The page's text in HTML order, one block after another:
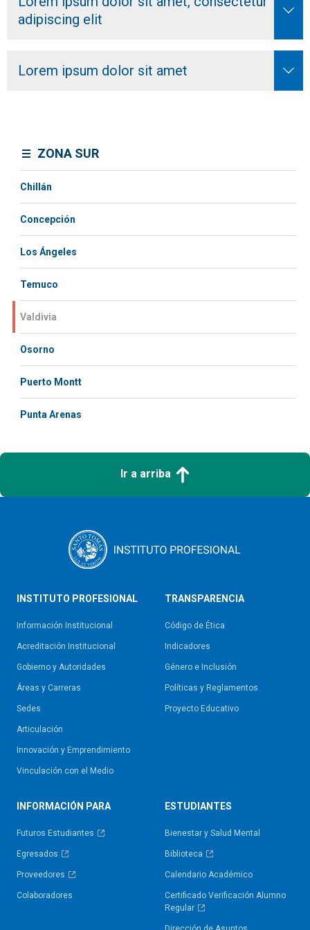
adipiscing elit
Lorem ipsum dolor sit amet
ZONA SUR
Chillán
Concepción
Los Ángeles
Temuco
Valdivia
Osorno
Puerto Montt
Punta Arenas
Ir a arriba
INSTITUTO PROFESIONAL
Información Institucional
Acreditación Institucional
Gobierno y Autoridades​
Áreas y Carreras
Sedes
Articulación
Innovación y Emprendimiento
Vinculación con el Medio
TRANSPARENCIA
Código de Ética
Indicadores
Género e Inclusión
Políticas y Reglamentos​
Proyecto Educativo
INFORMACIÓN PARA
Futuros Estudiantes
Egresados
Proveedores
Colaboradores
ESTUDIANTES
Bienestar y Salud Mental
Biblioteca
Calendario Académico
Certificado Verificación Alumno
Regular